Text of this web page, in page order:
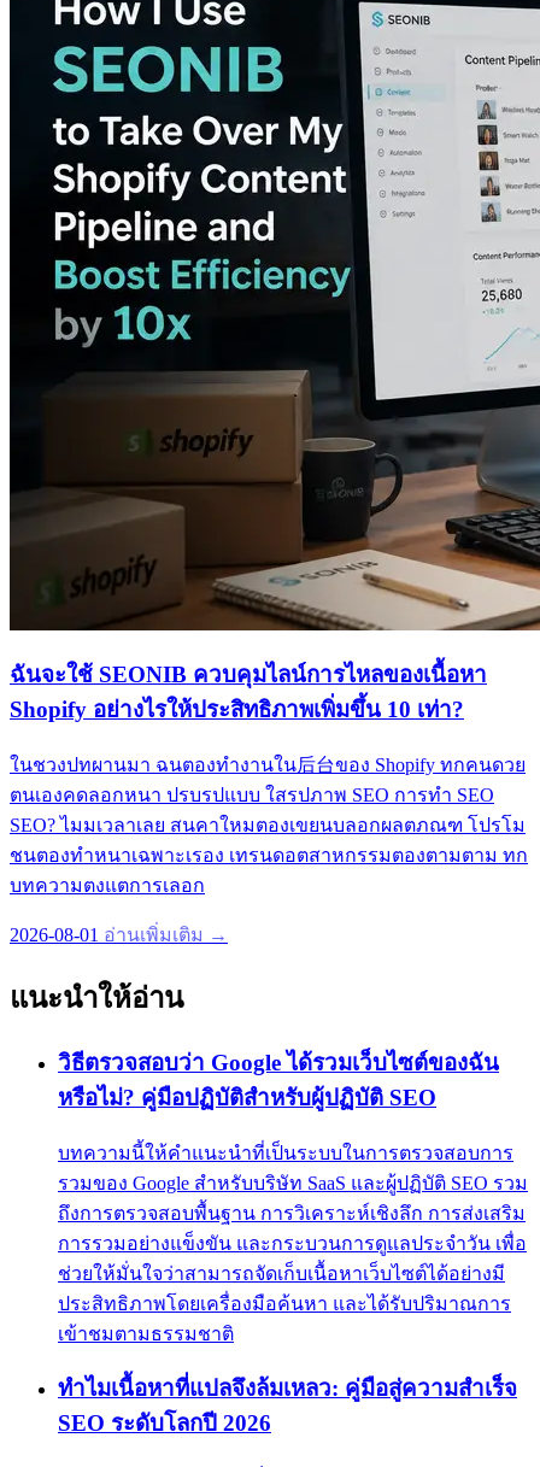
ฉันจะใช้ SEONIB ควบคุมไลน์การไหลของเนื้อหา
Shopify อย่างไรให้ประสิทธิภาพเพิ่มขึ้น 10 เท่า?
ในชวงปทผานมา ฉนตองทำงานใน后台ของ Shopify ทกคนดวย
ตนเองคดลอกหนา ปรบรปแบบ ใสรปภาพ SEO การทำ SEO
SEO? ไมมเวลาเลย สนคาใหมตองเขยนบลอกผลตภณฑ โปรโม
ชนตองทำหนาเฉพาะเรอง เทรนดอตสาหกรรมตองตามตาม ทก
บทความตงแตการเลอก
2026-08-01 อ่านเพิ่มเติม →
แนะนำให้อ่าน
วิธีตรวจสอบว่า Google ได้รวมเว็บไซต์ของฉัน
หรือไม่? คู่มือปฏิบัติสำหรับผู้ปฏิบัติ SEO
บทความนี้ให้คำแนะนำที่เป็นระบบในการตรวจสอบการ
รวมของ Google สำหรับบริษัท SaaS และผู้ปฏิบัติ SEO รวม
ถึงการตรวจสอบพื้นฐาน การวิเคราะห์เชิงลึก การส่งเสริม
การรวมอย่างแข็งขัน และกระบวนการดูแลประจำวัน เพื่อ
ช่วยให้มั่นใจว่าสามารถจัดเก็บเนื้อหาเว็บไซต์ได้อย่างมี
ประสิทธิภาพโดยเครื่องมือค้นหา และได้รับปริมาณการ
เข้าชมตามธรรมชาติ
ทำไมเนื้อหาที่แปลจึงล้มเหลว: คู่มือสู่ความสำเร็จ
SEO ระดับโลกปี 2026